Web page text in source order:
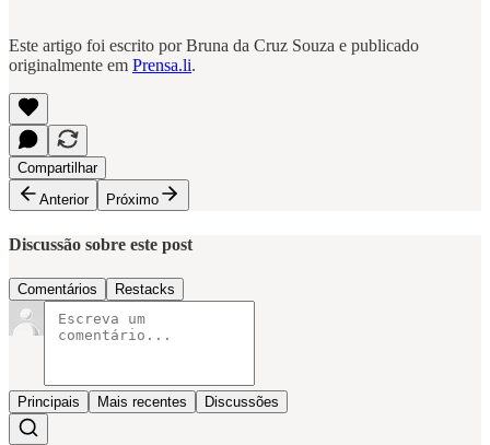
Este artigo foi escrito por Bruna da Cruz Souza e publicado
originalmente em Prensa.li.
Compartilhar
Anterior
Próximo
Discussão sobre este post
Comentários Restacks
Principais Mais recentes Discussões